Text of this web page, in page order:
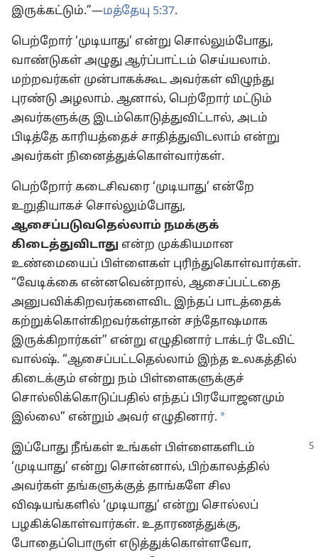
இருக்கட்டும்.”—மத்தேயு 5:37.
பெற்றோர் ‘முடியாது’ என்று சொல்லும்போது,
வாண்டுகள் அழுது ஆர்ப்பாட்டம் செய்யலாம்.
மற்றவர்கள் முன்பாகக்கூட அவர்கள் விழுந்து
புரண்டு அழலாம். ஆனால், பெற்றோர் மட்டும்
அவர்களுக்கு இடம்கொடுத்துவிட்டால், அடம்
பிடித்தே காரியத்தைச் சாதித்துவிடலாம் என்று
அவர்கள் நினைத்துக்கொள்வார்கள்.
பெற்றோர் கடைசிவரை ‘முடியாது’ என்றே
உறுதியாகச் சொல்லும்போது,
ஆசைப்படுவதெல்லாம் நமக்குக்
கிடைத்துவிடாது என்ற முக்கியமான
உண்மையைப் பிள்ளைகள் புரிந்துகொள்வார்கள்.
“வேடிக்கை என்னவென்றால், ஆசைப்பட்டதை
அனுபவிக்கிறவர்களைவிட இந்தப் பாடத்தைக்
கற்றுக்கொள்கிறவர்கள்தான் சந்தோஷமாக
இருக்கிறார்கள்” என்று எழுதினார் டாக்டர் டேவிட்
வால்ஷ். “ஆசைப்பட்டதெல்லாம் இந்த உலகத்தில்
கிடைக்கும் என்று நம் பிள்ளைகளுக்குச்
சொல்லிக்கொடுப்பதில் எந்தப் பிரயோஜனமும்
இல்லை” என்றும் அவர் எழுதினார். *
இப்போது நீங்கள் உங்கள் பிள்ளைகளிடம்
‘முடியாது’ என்று சொன்னால், பிற்காலத்தில்
அவர்கள் தங்களுக்குத் தாங்களே சில
விஷயங்களில் ‘முடியாது’ என்று சொல்லப்
பழகிக்கொள்வார்கள். உதாரணத்துக்கு,
போதைப்பொருள் எடுத்துக்கொள்ளவோ,